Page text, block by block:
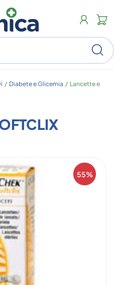
/ Diabete e Glicemia / Lancette e
55%